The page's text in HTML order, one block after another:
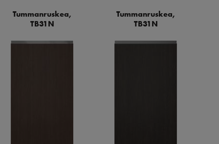
Tummanruskea,
TB31N
Tummanruskea,
TB31N